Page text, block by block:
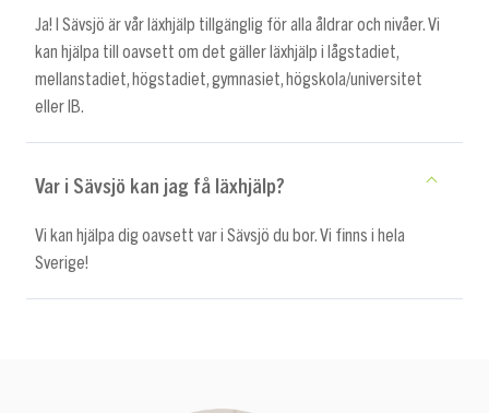
Ja! I Sävsjö är vår läxhjälp tillgänglig för alla åldrar och nivåer. Vi
kan hjälpa till oavsett om det gäller läxhjälp i lågstadiet,
mellanstadiet, högstadiet, gymnasiet, högskola/universitet
eller IB.
Var i Sävsjö kan jag få läxhjälp?
Vi kan hjälpa dig oavsett var i Sävsjö du bor. Vi finns i hela
Sverige!